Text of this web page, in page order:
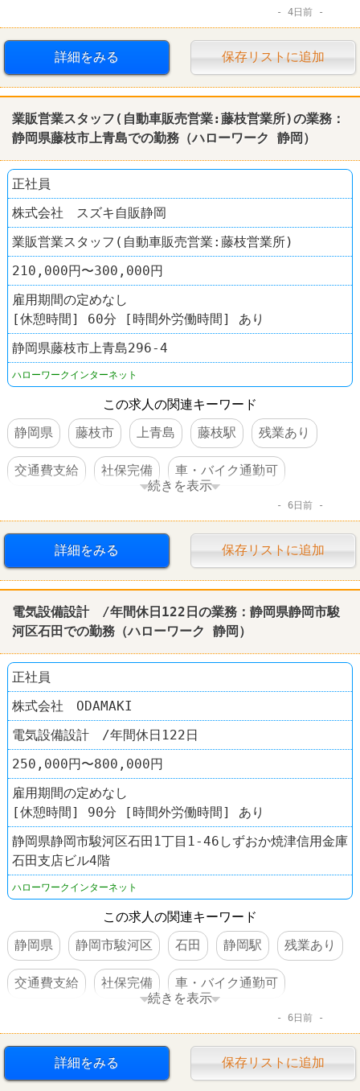
4日前
詳細をみる 保存リストに追加
業販営業スタッフ(自動車販売営業:藤枝営業所)の業務：
静岡県藤枝市上青島での勤務（ハローワーク 静岡 ）
正社員
株式会社 スズキ自販静岡
業販営業スタッフ(自動車販売営業:藤枝営業所)
210,000円〜300,000円
雇用期間の定めなし
[休憩時間] 60分 [時間外労働時間] あり
静岡県藤枝市上青島296-4
ハローワークインターネット
この求人の関連キーワード
静岡県
藤枝市 上青島 藤枝駅 残業あり
交通費支給 社保完備 車・バイク通勤可
続きを表示
6日前
詳細をみる 保存リストに追加
電気設備設計 /年間休日122日の業務： 静岡県静岡市駿
河区石田での勤務（ハローワーク 静岡 ）
正社員
株式会社 ODAMAKI
電気設備設計 /年間休日122日
250,000円〜800,000円
雇用期間の定めなし
[休憩時間] 90分 [時間外労働時間] あり
静岡県静岡市駿河区石田1丁目1-46しずおか焼津信用金庫
石田支店ビル4階
ハローワークインターネット
この求人の関連キーワード
静岡県
静岡市駿河区 石田 静岡駅 残業あり
交通費支給 社保完備 車・バイク通勤可
続きを表示
6日前
詳細をみる 保存リストに追加